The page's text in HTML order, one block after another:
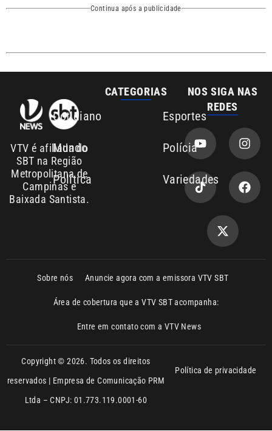
Continua após a publicidade
VTV é afiliada do
SBT na Região
Metropolitana de
Campinas e
Baixada Santista.
Esportes
Mundo Polícia
Política Variedades
REDES
Anuncie agora com a emissora VTV SBT
Copyright © 2026. Todos os direitos
Ltda – CNPJ: 01.773.119.0001-60